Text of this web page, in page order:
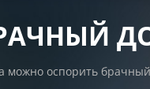
можно оспорить